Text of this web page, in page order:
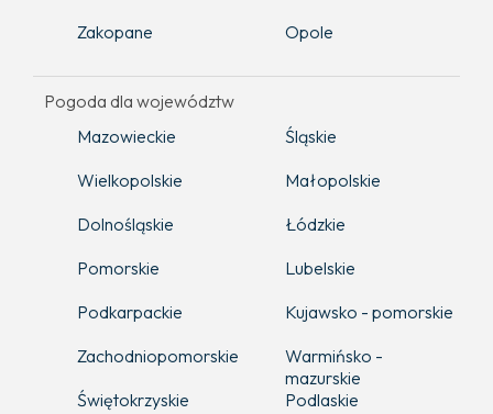
Zakopane
Opole
Pogoda dla województw
Mazowieckie
Śląskie
Wielkopolskie
Małopolskie
Dolnośląskie
Łódzkie
Pomorskie
Lubelskie
Podkarpackie
Kujawsko - pomorskie
Zachodniopomorskie
Warmińsko -
mazurskie
Świętokrzyskie
Podlaskie